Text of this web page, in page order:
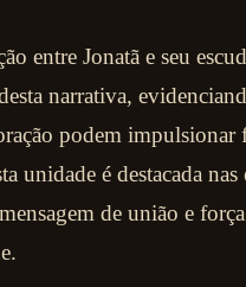
entre Jonatã e seu
narrativa,
podem impulsionar
unidade é destacada nas
de união e